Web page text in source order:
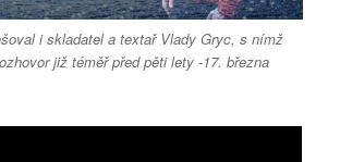
i skladatel a textař Vlady Gryc, s nímž
již téměř před pěti lety -17. března